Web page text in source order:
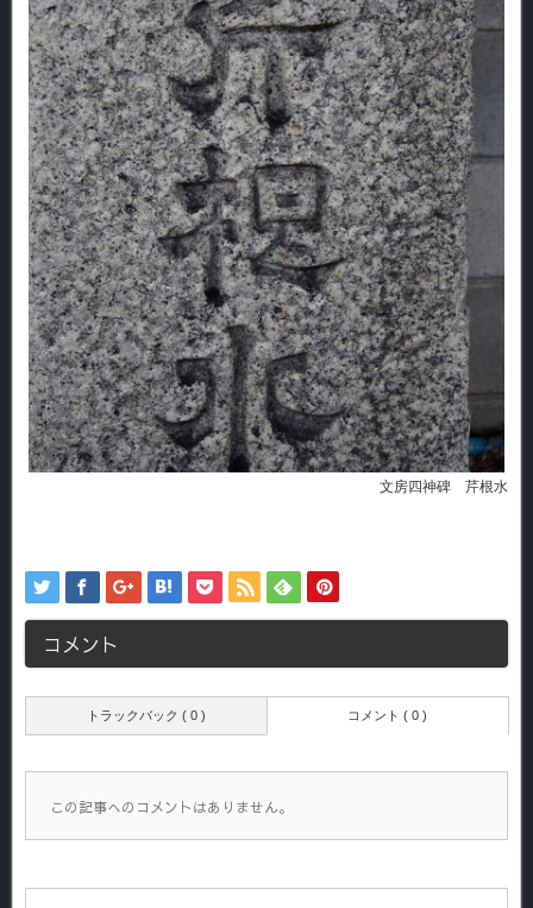
文房四神碑 芹根水
コメント
トラックバック ( 0 ) コメント ( 0 )
この記事へのコメントはありません。